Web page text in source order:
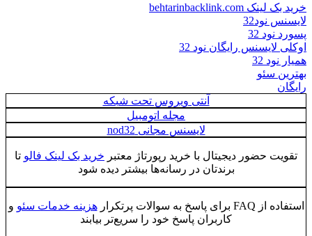
خرید بک لینک behtarinbacklink.com
لایسنس نود32
پسورد نود 32
اوکلی لایسنس رایگان نود 32
همیار نود 32
بهترین سئو
رایگان
آنتی ویروس تحت شبکه
مجله اتومبیل
لایسنس مجانی nod32
تقویت حضور دیجیتال با خرید رپورتاژ معتبر خرید بک لینک فالو تا
برندتان در رسانه‌ها بیشتر دیده شود
استفاده از FAQ برای پاسخ به سوالات پرتکرار هزینه خدمات سئو و
کاربران پاسخ خود را سریع‌تر بیابند